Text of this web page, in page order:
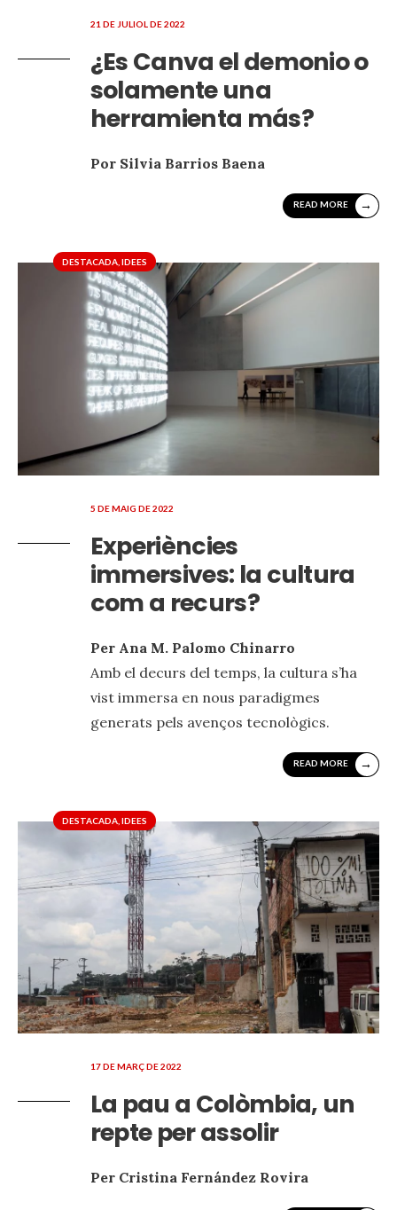
21 DE JULIOL DE 2022
¿Es Canva el demonio o
solamente una
herramienta más?
Por Silvia Barrios Baena
READ MORE →
DESTACADA IDEES
5 DE MAIG DE 2022
Experiències
immersives: la cultura
com a recurs?
Per Ana M. Palomo Chinarro
Amb el decurs del temps, la cultura s’ha
vist immersa en nous paradigmes
generats pels avenços tecnològics.
READ MORE →
DESTACADA IDEES
17 DE MARÇ DE 2022
La pau a Colòmbia, un
repte per assolir
Per Cristina Fernández Rovira